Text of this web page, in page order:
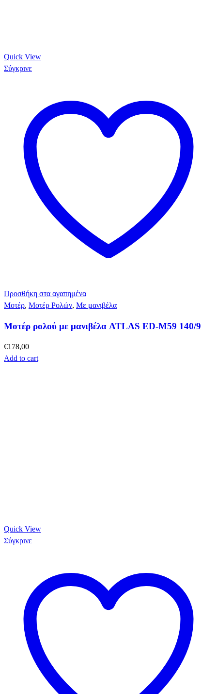
Quick View
Σύγκρινε
Προσθήκη στα αγαπημένα
Μοτέρ, Μοτέρ Ρολών, Με μανιβέλα
Μοτέρ ρολού με μανιβέλα ATLAS ED-M59 140/9
€178,00
Add to cart
Quick View
Σύγκρινε